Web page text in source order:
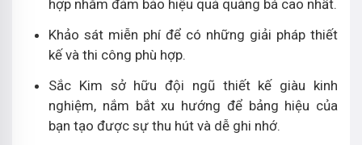
hợp nhằm đảm bảo hiệu quả quảng bá cao nhất.
Khảo sát miễn phí để có những giải pháp thiết
kế và thi công phù hợp.
Sắc Kim sở hữu đội ngũ thiết kế giàu kinh
nghiệm, nắm bắt xu hướng để bảng hiệu của
bạn tạo được sự thu hút và dễ ghi nhớ.